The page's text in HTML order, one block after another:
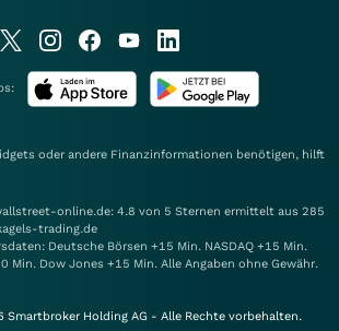
oder andere Finanzinformationen benötigen, hilft
online.de: 4.8 von 5 Sternen ermittelt aus 285
trading.de
Deutsche Börsen +15 Min. NASDAQ +15 Min.
Min. Dow Jones +15 Min. Alle Angaben ohne Gewähr.
Holding AG - Alle Rechte vorbehalten.